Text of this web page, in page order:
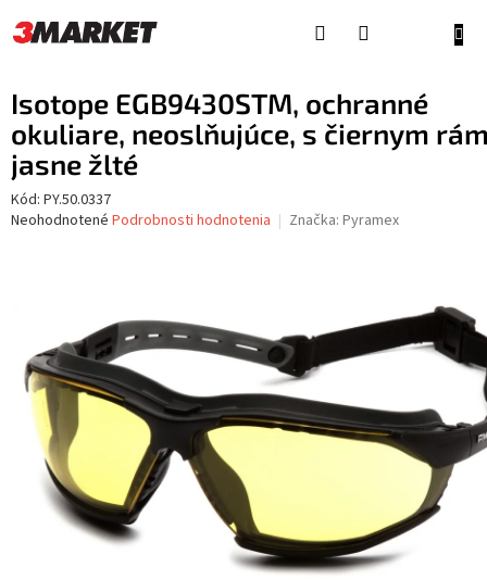
na
obsah
Isotope EGB9430STM, ochranné
okuliare, neoslňujúce, s čiernym
jasne žlté
Kód: PY.50.0337
Priemerné
hviezdičiek.
Neohodnotené Podrobnosti hodnotenia Značka: Pyramex